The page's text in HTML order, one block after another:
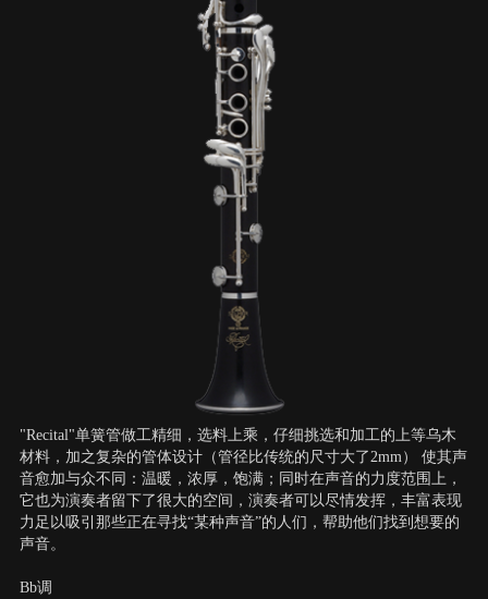
"Recital"单簧管做工精细，选料上乘，仔细挑选和加工的上等乌木
材料，加之复杂的管体设计（管径比传统的尺寸大了2mm） 使其声
音愈加与众不同：温暖，浓厚，饱满；同时在声音的力度范围上，
它也为演奏者留下了很大的空间，演奏者可以尽情发挥，丰富表现
力足以吸引那些正在寻找“某种声音”的人们，帮助他们找到想要的
声音。
Bb调